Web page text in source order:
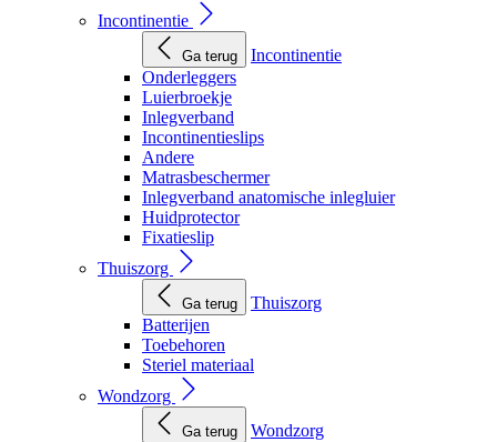
Incontinentie
Ga terug
Incontinentie
Onderleggers
Luierbroekje
Inlegverband
Incontinentieslips
Andere
Matrasbeschermer
Inlegverband anatomische inlegluier
Huidprotector
Fixatieslip
Thuiszorg
Ga terug
Thuiszorg
Batterijen
Toebehoren
Steriel materiaal
Wondzorg
Ga terug
Wondzorg